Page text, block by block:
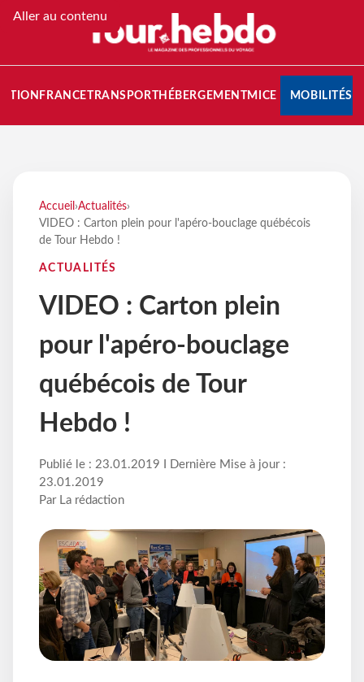
Aller au contenu
FRANCETRANSPORT HÉBERGEMENTMICE MOBILITÉS
Accueil ›Actualités›
VIDEO : Carton plein pour l'apéro-bouclage québécois
de Tour Hebdo !
ACTUALITÉS
VIDEO : Carton plein
pour l'apéro-bouclage
québécois de Tour
Hebdo !
Publié le : 23.01.2019 I Dernière Mise à jour :
23.01.2019
Par La rédaction